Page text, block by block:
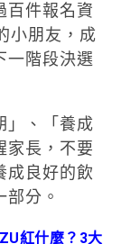
百件報名資
小朋友，成
一階段決選
」、「養成
家長，不要
成良好的飲
分。
紅什麼？3大